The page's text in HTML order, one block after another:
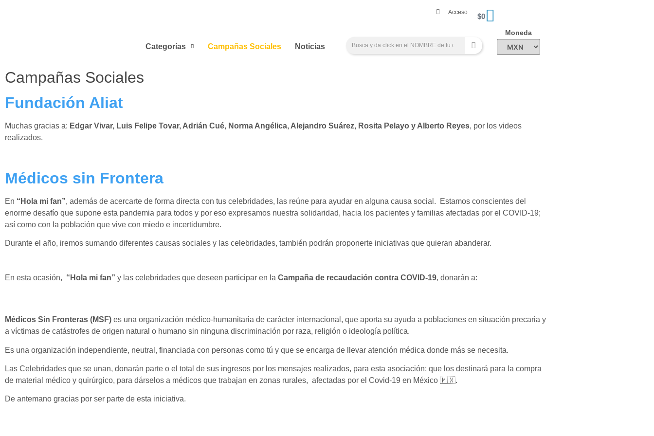
Acceso $0
Categorías Campañas Sociales Noticias
Moneda
Campañas Sociales
Fundación Aliat
Muchas gracias a: Edgar Vivar, Luis Felipe Tovar, Adrián Cué, Norma Angélica, Alejandro Suárez, Rosita Pelayo y Alberto Reyes, por los videos
realizados.
Médicos sin Frontera
En “Hola mi fan”, además de acercarte de forma directa con tus celebridades, las reúne para ayudar en alguna causa social. Estamos conscientes del
enorme desafío que supone esta pandemia para todos y por eso expresamos nuestra solidaridad, hacia los pacientes y familias afectadas por el COVID-19;
así como con la población que vive con miedo e incertidumbre.
Durante el año, iremos sumando diferentes causas sociales y las celebridades, también podrán proponerte iniciativas que quieran abanderar.
En esta ocasión, “Hola mi fan” y las celebridades que deseen participar en la Campaña de recaudación contra COVID-19, donarán a:
Médicos Sin Fronteras (MSF) es una organización médico-humanitaria de carácter internacional, que aporta su ayuda a poblaciones en situación precaria y
a víctimas de catástrofes de origen natural o humano sin ninguna discriminación por raza, religión o ideología política.
Es una organización independiente, neutral, financiada con personas como tú y que se encarga de llevar atención médica donde más se necesita.
Las Celebridades que se unan, donarán parte o el total de sus ingresos por los mensajes realizados, para esta asociación; que los destinará para la compra
de material médico y quirúrgico, para dárselos a médicos que trabajan en zonas rurales, afectadas por el Covid-19 en México 🇲🇽.
De antemano gracias por ser parte de esta iniciativa.